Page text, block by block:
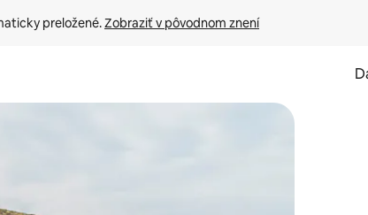
preložené. Zobraziť v pôvodnom znení